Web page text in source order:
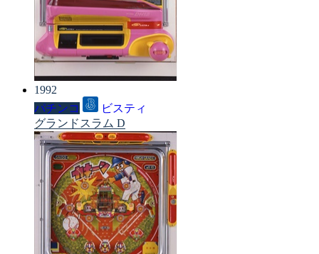
1992
パチンコ
ビスティ
グランドスラム D